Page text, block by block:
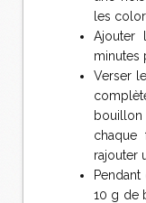
les
Ajouter
minutes
Verser
bouillon
rajouter
10 g de